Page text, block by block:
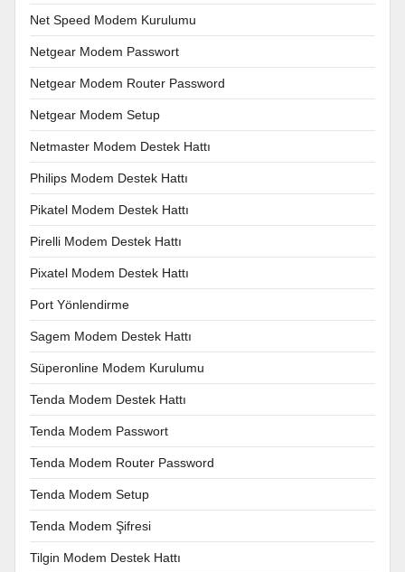
Net Speed Modem Kurulumu
Netgear Modem Passwort
Netgear Modem Router Password
Netgear Modem Setup
Netmaster Modem Destek Hattı
Philips Modem Destek Hattı
Pikatel Modem Destek Hattı
Pirelli Modem Destek Hattı
Pixatel Modem Destek Hattı
Port Yönlendirme
Sagem Modem Destek Hattı
Süperonline Modem Kurulumu
Tenda Modem Destek Hattı
Tenda Modem Passwort
Tenda Modem Router Password
Tenda Modem Setup
Tenda Modem Şifresi
Tilgin Modem Destek Hattı